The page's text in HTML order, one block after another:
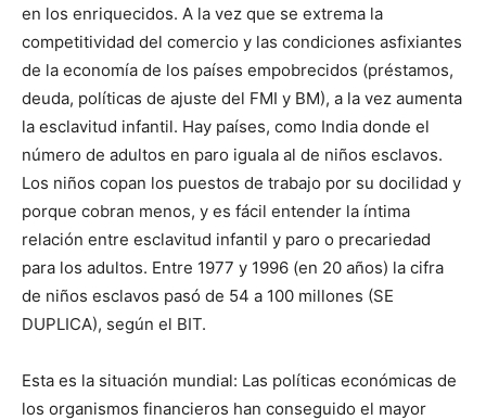
en los enriquecidos. A la vez que se extrema la
competitividad del comercio y las condiciones asfixiantes
de la economía de los países empobrecidos (préstamos,
deuda, políticas de ajuste del FMI y BM), a la vez aumenta
la esclavitud infantil. Hay países, como India donde el
número de adultos en paro iguala al de niños esclavos.
Los niños copan los puestos de trabajo por su docilidad y
porque cobran menos, y es fácil entender la íntima
relación entre esclavitud infantil y paro o precariedad
para los adultos. Entre 1977 y 1996 (en 20 años) la cifra
de niños esclavos pasó de 54 a 100 millones (SE
DUPLICA), según el BIT.
Esta es la situación mundial: Las políticas económicas de
los organismos financieros han conseguido el mayor